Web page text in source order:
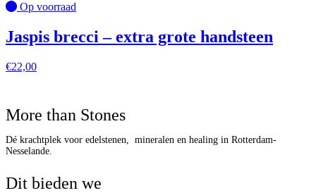
Op voorraad
Jaspis brecci – extra grote handsteen
€22,00
More than Stones
Dé krachtplek voor edelstenen, mineralen en healing in Rotterdam-
Nesselande.
Dit bieden we